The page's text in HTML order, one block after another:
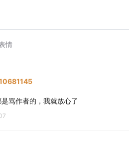
情
骂作者的，我就放心了